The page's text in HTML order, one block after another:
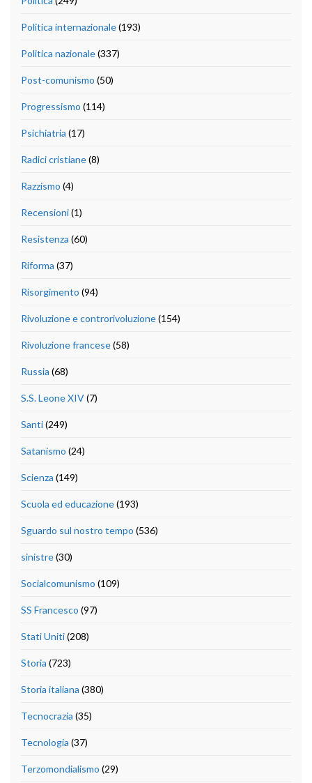
Politica internazionale(193)
Politica nazionale(337)
Post-comunismo (50)
Progressismo (114)
Psichiatria (17)
Radici cristiane(8)
Razzismo (4)
Recensioni(1)
Resistenza (60)
Riforma (37)
Risorgimento (94)
Rivoluzione e controrivoluzione(154)
Rivoluzione francese(58)
Russia (68)
S.S. Leone XIV(7)
Santi(249)
Satanismo (24)
Scienza (149)
Scuola ed educazione(193)
Sguardo sul nostro tempo (536)
sinistre(30)
Socialcomunismo (109)
SS Francesco (97)
Stati Uniti(208)
Storia (723)
Storia italiana (380)
Tecnocrazia (35)
Tecnologia (37)
Terzomondialismo (29)